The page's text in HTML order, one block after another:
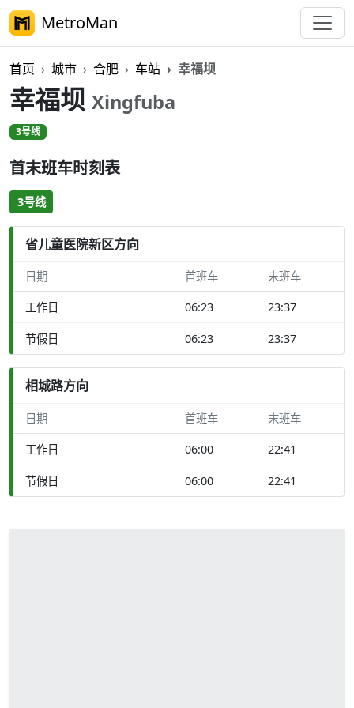
MetroMan
首页 城市 合肥 车站 幸福坝
幸福坝 Xingfuba
3号线
首末班车时刻表
3号线
省儿童医院新区方向
日期 首班车 末班车
工作日 06:23 23:37
节假日 06:23 23:37
相城路方向
日期 首班车 末班车
工作日 06:00 22:41
节假日 06:00 22:41